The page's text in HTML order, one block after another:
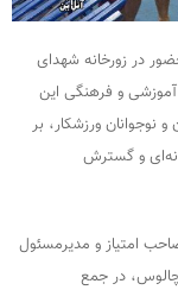
در زورخانه شهدای
و فرهنگی این
نوجوانان ورزشکار، بر
و گسترش
امتیاز و مدیرمسئول
چالوس، در جمع